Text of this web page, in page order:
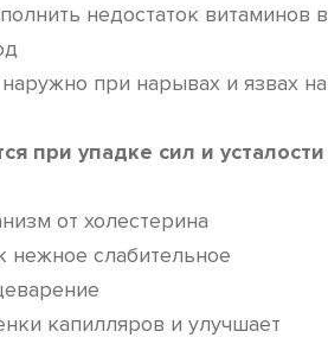
недостаток витаминов в
при нарывах и язвах на
при упадке сил и усталости
от холестерина
нежное слабительное
капилляров и улучшает